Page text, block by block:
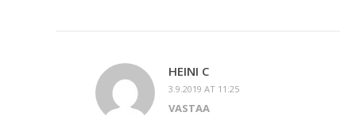
HEINI C
3.9.2019 AT 11:25
VASTAA